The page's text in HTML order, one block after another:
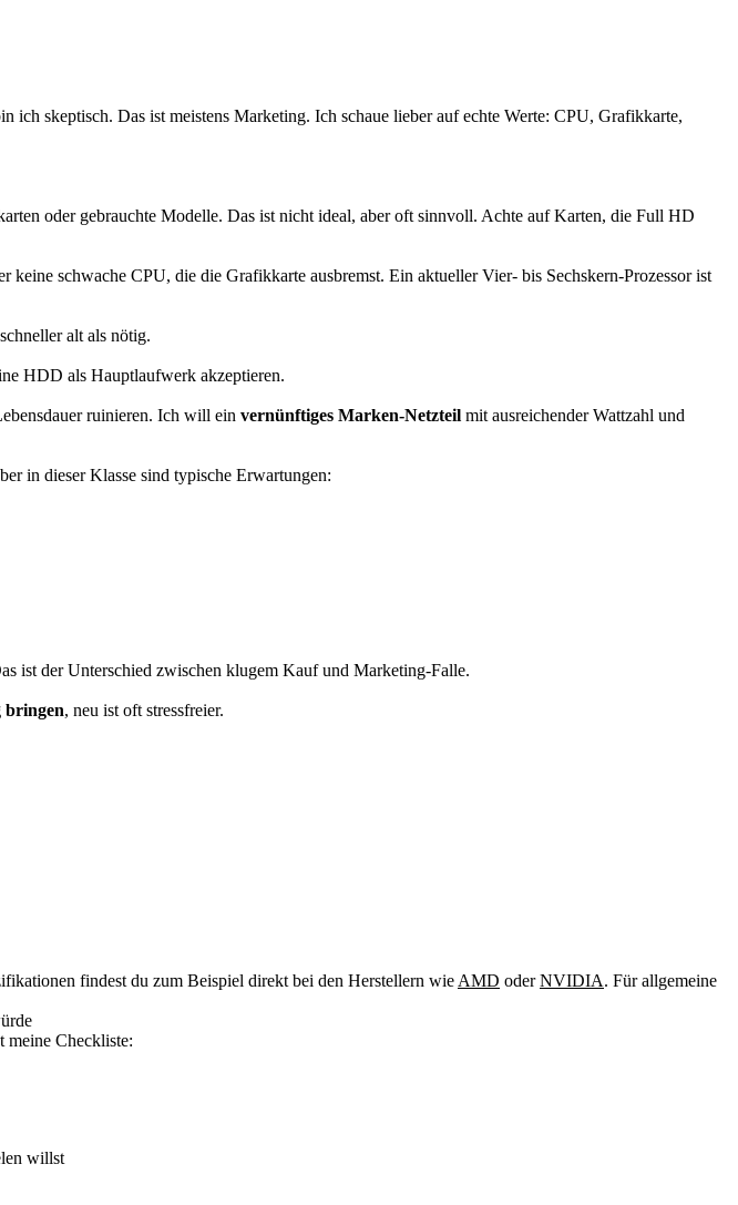
skeptisch. Das ist meistens Marketing. Ich schaue lieber auf echte Werte: CPU, Grafikkarte,
oder gebrauchte Modelle. Das ist nicht ideal, aber oft sinnvoll. Achte auf Karten, die Full HD
schwache CPU, die die Grafikkarte ausbremst. Ein aktueller Vier- bis Sechskern-Prozessor ist
alt als nötig.
HDD als Hauptlaufwerk akzeptieren.
ruinieren. Ich will ein vernünftiges Marken-Netzteil mit ausreichender Wattzahl und
in dieser Klasse sind typische Erwartungen:
ist der Unterschied zwischen klugem Kauf und Marketing-Falle.
bringen, neu ist oft stressfreier.
findest du zum Beispiel direkt bei den Herstellern wie AMD oderNVIDIA. Für allgemeine
meine Checkliste:
willst